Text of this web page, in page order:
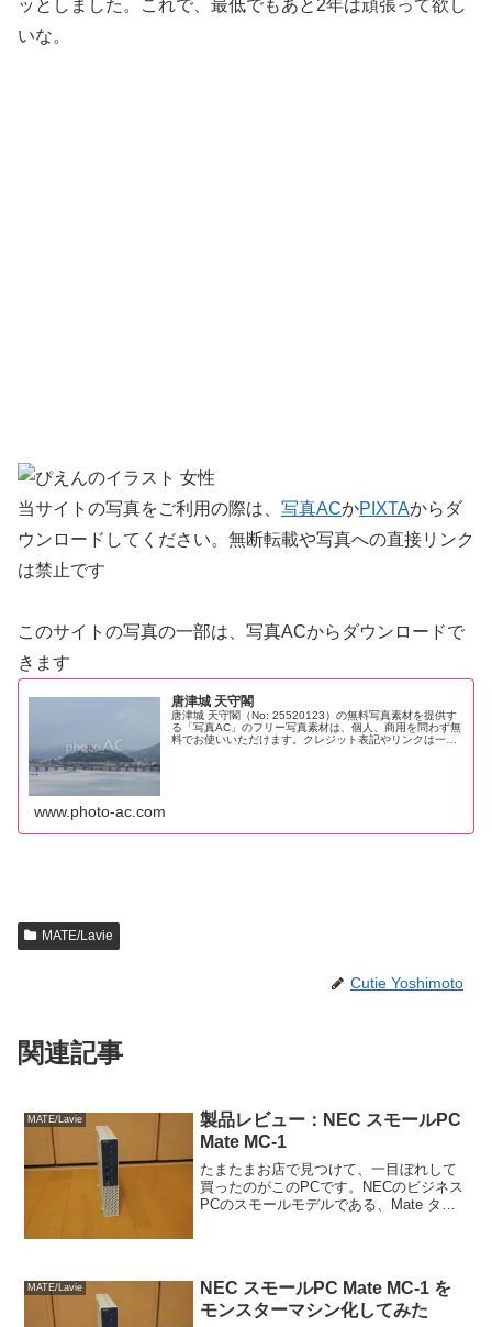
ッとしました。これで、最低でもあと2年は頑張って欲し
いな。
当サイトの写真をご利用の際は、 写真ACかPIXTAからダ
ウンロードしてください。無断転載や写真への直接リンク
は禁止です
このサイトの写真の一部は、写真ACからダウンロードで
きます
唐津城 天守閣
唐津城 天守閣（No: 25520123）の無料写真素材を提供す
る「写真AC」のフリー写真素材は、個人、商用を問わず無
料でお使いいただけます。クレジット表記やリンクは一切
www.photo-ac.com
MATE/Lavie
Cutie Yoshimoto
関連記事
MATE/Lavie
製品レビュー：NEC スモールPC
Mate MC-1
たまたまお店で見つけて、一目ぼれして
買ったのがこのPCです。NECのビジネス
PCのスモールモデルである、Mate タイ
MATE/Lavie
NEC スモールPC Mate MC-1 を
モンスターマシン化してみた